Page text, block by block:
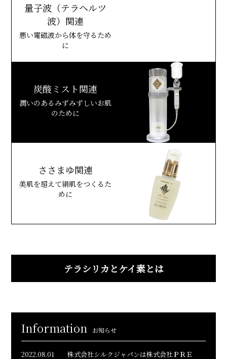
量子波（テラヘルツ
波）関連
悪い電磁波から体を守るため
に
炭酸ミスト関連
潤いのあるみずみずしいお肌
のために
ささまゆ関連
美肌を超えて絹肌をつくるた
めに
テラシリカとケイ素とは
Information お知らせ
2022.08.01
株式会社シルクジャパンは株式会社ＰＲＥ